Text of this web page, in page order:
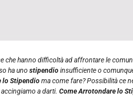
che hanno difficoltà ad affrontare le
ha uno stipendioinsufficiente o
lo Stipendioma come fare? Possibilità ce
a darti. Come Arrotondare lo